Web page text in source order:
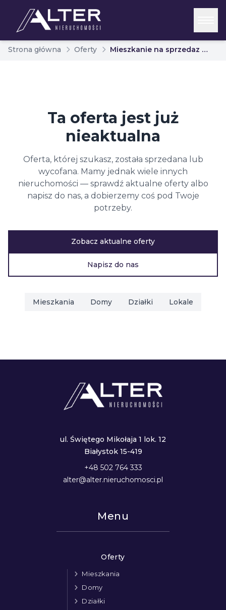
Strona główna Oferty Mieszkanie na sprzedaz biaystok marczuk 7107962
Ta oferta jest już
nieaktualna
Oferta, której szukasz, została sprzedana lub
wycofana. Mamy jednak wiele innych
nieruchomości — sprawdź aktualne oferty albo
napisz do nas, a dobierzemy coś pod Twoje
potrzeby.
Zobacz aktualne oferty
Napisz do nas
Mieszkania Domy Działki Lokale
ul. Świętego Mikołaja 1 lok. 12
Białystok 15-419
+48 502 764 333
alter@alter.nieruchomosci.pl
Menu
Oferty
Mieszkania
Domy
Działki